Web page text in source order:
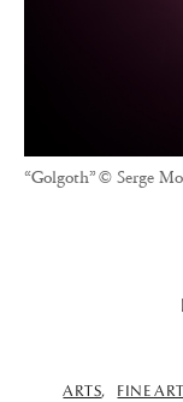
“Golgoth” © Serge
ARTS FINE